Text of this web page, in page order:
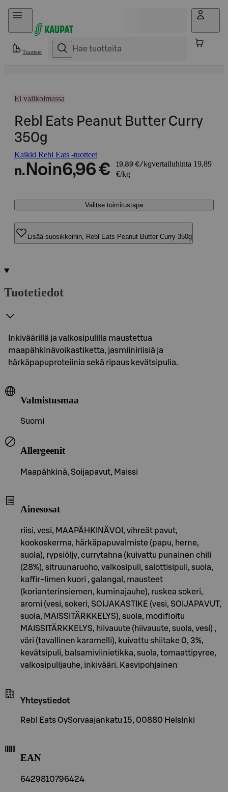
Hyppää sisältöön
Tuotteet
Ei valikoimassa
Rebl Eats Peanut Butter Curry
350g
Kaikki Rebl Eats -tuotteet
n. Noin6,96 € 19,89 €/kgvertailuhinta 19,89
€/kg
Valitse toimitustapa
Lisää suosikkeihin, Rebl Eats Peanut Butter Curry 350g
Tuotetiedot
Inkiväärillä ja valkosipulilla maustettua
maapähkinävoikastiketta, jasmiiniriisiä ja
härkäpapuproteiinia sekä ripaus kevätsipulia.
Valmistusmaa
Suomi
Allergeenit
Maapähkinä, Soijapavut, Maissi
Ainesosat
riisi, vesi, MAAPÄHKINÄVOI, vihreät pavut,
kookoskerma, härkäpapuvalmiste (papu, herne,
suola), rypsiöljy, currytahna (kuivattu punainen chili
(28%), sitruunaruoho, valkosipuli, salottisipuli, suola,
kaffir-limen kuori , galangal, mausteet
(korianterinsiemen, kuminajauhe), ruskea sokeri,
aromi (vesi, sokeri, SOIJAKASTIKE (vesi, SOIJAPAVUT,
suola, MAISSITÄRKKELYS), suola, modifioitu
MAISSITÄRKKELYS, hiivauute (hiivauute, suola, vesi) ,
väri (tavallinen karamelli), kuivattu shiitake 0, 3%,
kevätsipuli, balsamiviinietikka, suola, tomaattipyree,
valkosipulijauhe, inkivääri. Kasvipohjainen
Yhteystiedot
Rebl Eats OySorvaajankatu 15, 00880 Helsinki
EAN
6429810796424